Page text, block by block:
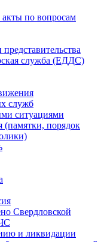
по вопросам
служба (ЕДДС)
служб
ситуациями
(памятки, порядок
Свердловской
и ликвидации